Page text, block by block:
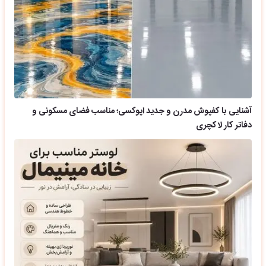
آشنایی با کفپوش مدرن و جدید اپوکسی؛ مناسب فضای مسکونی و
دفاتر کار لاکچری